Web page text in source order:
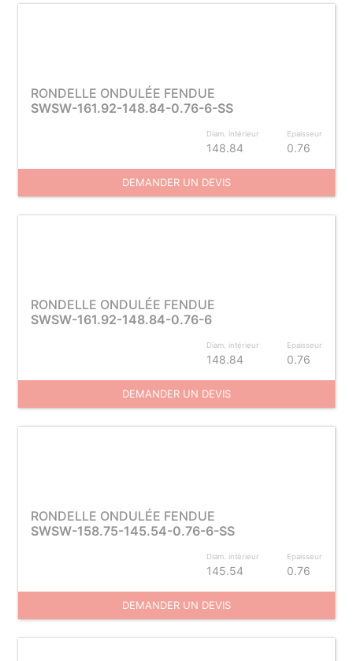
RONDELLE ONDULÉE FENDUE
SWSW-161.92-148.84-0.76-6-SS
Diam. intérieur
148.84
Epaisseur
0.76
DEMANDER UN DEVIS
RONDELLE ONDULÉE FENDUE
SWSW-161.92-148.84-0.76-6
Diam. intérieur
148.84
Epaisseur
0.76
DEMANDER UN DEVIS
RONDELLE ONDULÉE FENDUE
SWSW-158.75-145.54-0.76-6-SS
Diam. intérieur
145.54
Epaisseur
0.76
DEMANDER UN DEVIS